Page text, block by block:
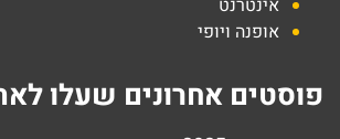
אינטרנט
אופנה ויופי
פוסטים אחרונים שעלו